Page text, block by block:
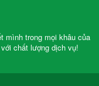
mình trong mọi khâu của
chất lượng dịch vụ!